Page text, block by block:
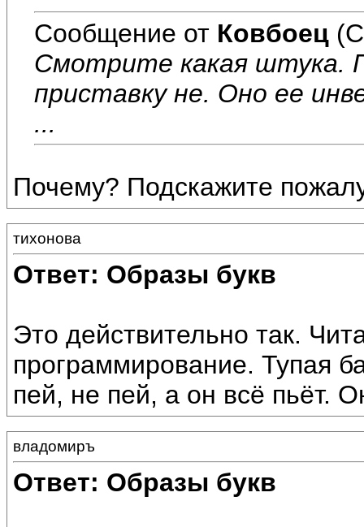
Сообщение от Ковбоец
Смотрите какая штука.
приставку не. Оно ее
...
Почему? Подскажите
тихонова
Ответ: Образы букв
Это действительно так.
программирование. Тупая
пей, не пей, а он всё пьёт.
владомиръ
Ответ: Образы букв